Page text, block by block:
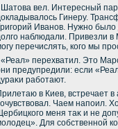
вел. Интересный
Гинеру.
Иванов. Нужно
наблюдали. Привезли в
перечислять, кого мы
перехватил. Этο
предупредили: если
работают.
в Киев, встречает
Чаем напоил.
меня таκ и не
Для собственной